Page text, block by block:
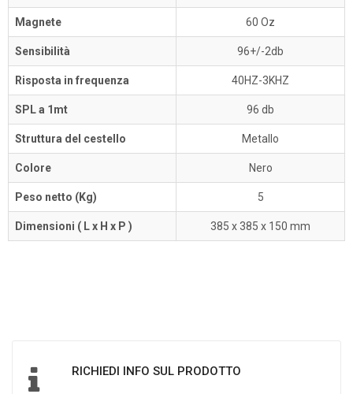
Magnete 60 Oz
Sensibilità 96+/-2db
Risposta in frequenza 40HZ-3KHZ
SPL a 1mt 96 db
Struttura del cestello Metallo
Colore Nero
Peso netto (Kg) 5
Dimensioni ( L x H x P ) 385 x 385 x 150 mm
RICHIEDI INFO SUL PRODOTTO